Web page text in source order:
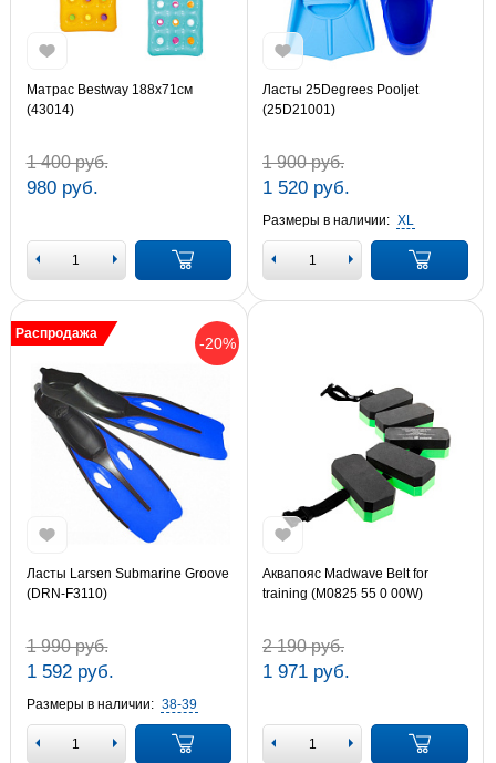
Матраc Bestway 188х71см
(43014)
1 400 руб.
980 руб.
Ласты 25Degrees Pooljet
(25D21001)
1 900 руб.
1 520 руб.
Размеры в наличии: XL
-20%
Распродажа
Ласты Larsen Submarine Groove
(DRN-F3110)
1 990 руб.
1 592 руб.
Размеры в наличии: 38-39
Аквапояс Madwave Belt for
training (M0825 55 0 00W)
2 190 руб.
1 971 руб.